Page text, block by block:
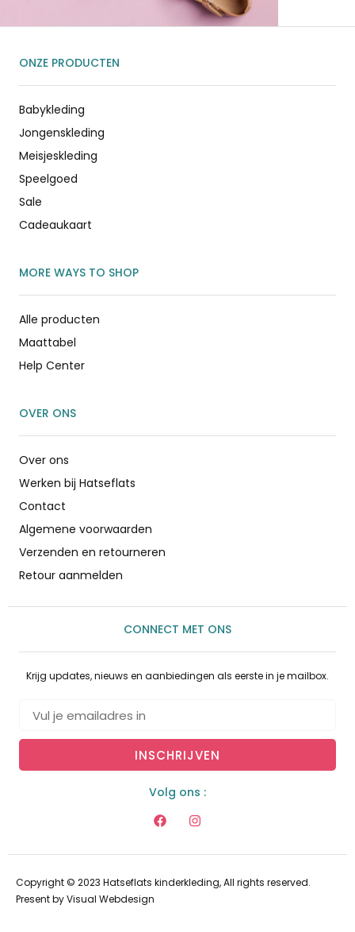
ONZE PRODUCTEN
Babykleding
Jongenskleding
Meisjeskleding
Speelgoed
Sale
Cadeaukaart
MORE WAYS TO SHOP
Alle producten
Maattabel
Help Center
OVER ONS
Over ons
Werken bij Hatseflats
Contact
Algemene voorwaarden
Verzenden en retourneren
Retour aanmelden
CONNECT MET ONS
Krijg updates, nieuws en aanbiedingen als eerste in je mailbox.
INSCHRIJVEN
Volg ons :
Copyright © 2023 Hatseflats kinderkleding, All rights reserved.
Present byVisual Webdesign